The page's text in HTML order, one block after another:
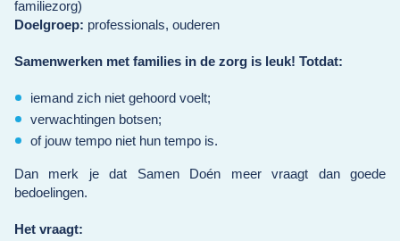
familiezorg)
Doelgroep: professionals, ouderen
Samenwerken met families in de zorg is leuk! Totdat:
iemand zich niet gehoord voelt;
verwachtingen botsen;
of jouw tempo niet hun tempo is.
Dan merk je dat Samen Doén meer vraagt dan goede
bedoelingen.
Het vraagt: